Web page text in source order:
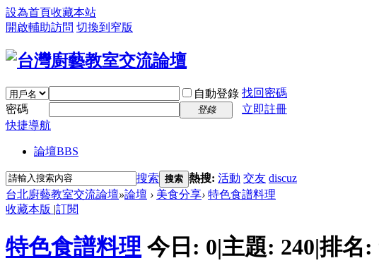
設為首頁收藏本站
開啟輔助訪問 切換到窄版
自動登錄 找回密碼
密碼
登錄
立即註冊
快捷導航
論壇BBS
搜索 搜索 熱搜: 活動 交友 discuz
台北廚藝教室交流論壇»論壇 › 美食分享› 特色食譜料理
收藏本版 |訂閱
特色食譜料理 今日: 0|主題: 240|排名: